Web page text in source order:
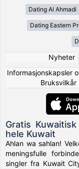
Dating Al Ahmadi
Dating Eastern
Nyheter|
Informasjonskapsler
Bruksvilkår
Gratis
hele Kuwait
Ahlan wa sahlan!
meningsfulle
singler fra Kuwait